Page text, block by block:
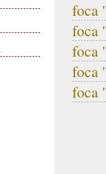
foca
foca
foca
foca
foca